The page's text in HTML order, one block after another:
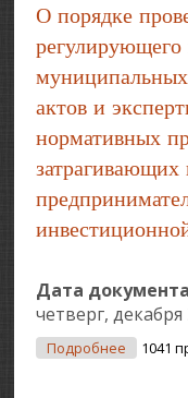
О порядке
регулирующего
актов и
нормативных
Дата
четверг, декабря
Подробнее О О
1041